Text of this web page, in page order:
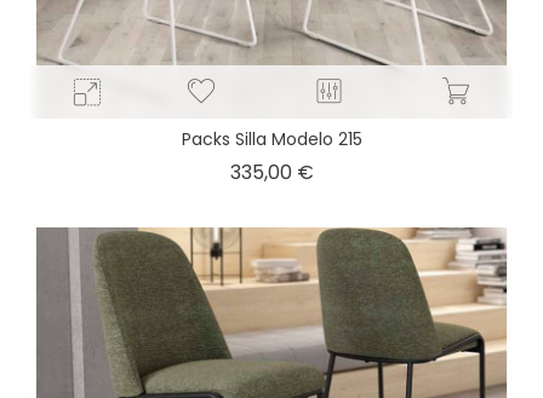
Packs Silla Modelo 215
335,00 €Precio